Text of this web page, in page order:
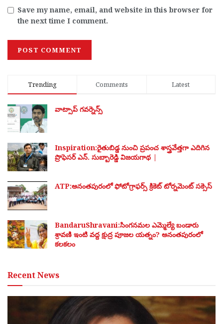
Save my name, email, and website in this browser for
the next time I comment.
Trending Comments Latest
వాట్సాప్ గవర్నెన్స్
Inspiration:రైతుబిడ్డ నుంచి ప్రపంచ శాస్త్రవేత్తగా ఎదిగిన
ప్రొఫెసర్ ఎన్. సుబ్బారెడ్డి విజయగాథ |
ATP:అనంతపురంలో ఫోటోగ్రాఫర్స్ క్రికెట్ టోర్నమెంట్ సక్సెస్
BandaruShravani:సింగనమల ఎమ్మెల్యే బండారు
శ్రావణి ఇంటి వద్ద క్షుద్ర పూజల యత్నం? అనంతపురంలో
కలకలం
Recent News